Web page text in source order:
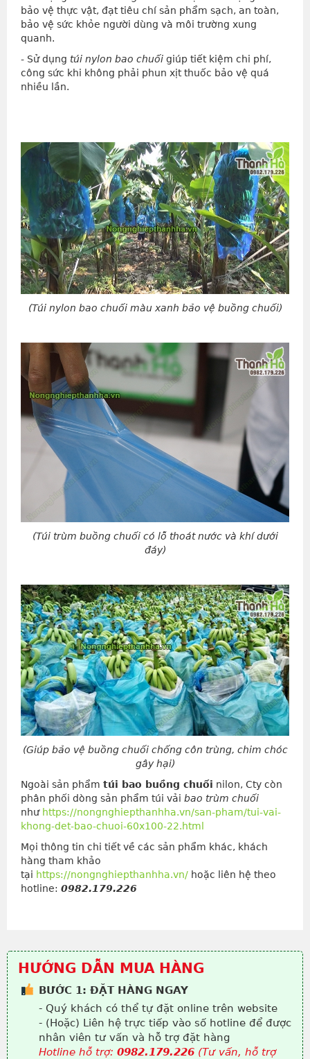
bảo vệ thực vật, đạt tiêu chí sản phẩm sạch, an toàn,
bảo vệ sức khỏe người dùng và môi trường xung
quanh.
- Sử dụng túi nylon bao chuối giúp tiết kiệm chi phí,
công sức khi không phải phun xịt thuốc bảo vệ quá
nhiều lần.
(Túi nylon bao chuối màu xanh bảo vệ buồng chuối)
(Túi trùm buồng chuối có lỗ thoát nước và khí dưới
đáy)
(Giúp bảo vệ buồng chuối chống côn trùng, chim chóc
gây hại)
Ngoài sản phẩm túi bao buồng chuối nilon, Cty còn
phân phối dòng sản phẩm túi vải bao trùm chuối
như https://nongnghiepthanhha.vn/san-pham/tui-vai-
khong-det-bao-chuoi-60x100-22.html
Mọi thông tin chi tiết về các sản phẩm khác, khách
hàng tham khảo
tại https://nongnghiepthanhha.vn/ hoặc liên hệ theo
hotline: 0982.179.226
HƯỚNG DẪN MUA HÀNG
BƯỚC 1: ĐẶT HÀNG NGAY
- Quý khách có thể tự đặt online trên website
- (Hoặc) Liên hệ trực tiếp vào số hotline để được
nhân viên tư vấn và hỗ trợ đặt hàng
Hotline hỗ trợ: 0982.179.226 (Tư vấn, hỗ trợ